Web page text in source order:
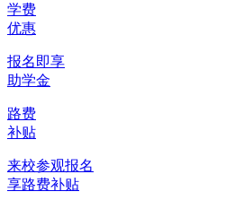
学费
优惠
报名即享
助学金
路费
补贴
来校参观报名
享路费补贴